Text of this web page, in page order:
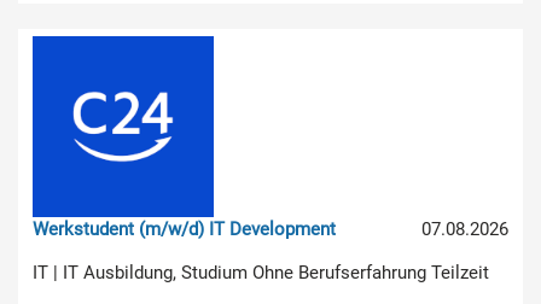
07.08.2026
Werkstudent (m/w/d) IT Development
IT | IT Ausbildung, Studium Ohne Berufserfahrung Teilzeit